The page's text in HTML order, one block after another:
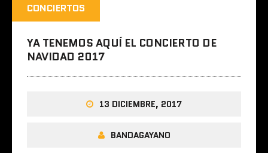
CONCIERTOS
YA TENEMOS AQUÍ EL CONCIERTO DE
NAVIDAD 2017
13 DICIEMBRE, 2017
BANDAGAYANO